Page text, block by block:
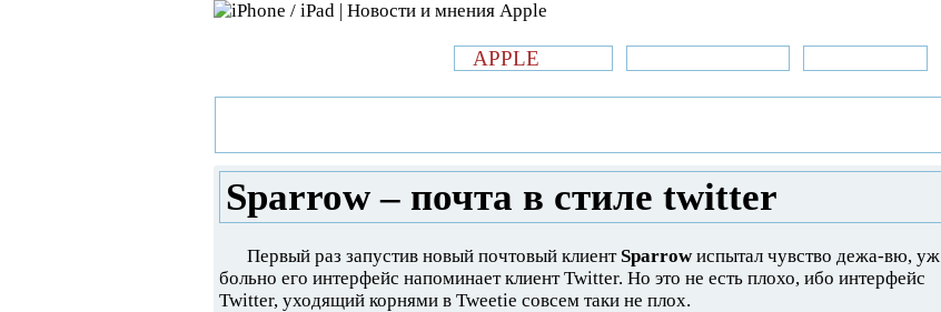
APPLE
Sparrow – почта в стиле twitter
Первый раз запустив новый почтовый клиент Sparrowиспытал чувство дежа-вю, уж
больно его интерфейс напоминает клиент Twitter. Но это не есть плохо, ибо интерфейс
Twitter, уходящий корнями в Tweetie совсем таки не плох.